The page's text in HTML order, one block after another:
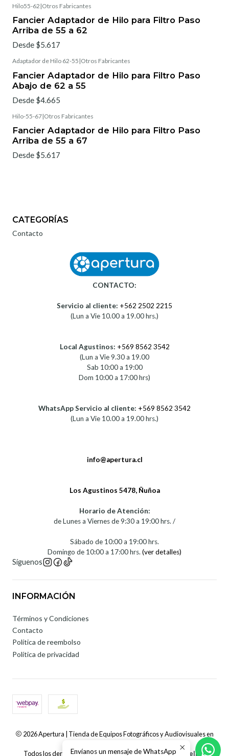
Hilo55-62 |Otros Fabricantes
Fancier Adaptador de Hilo para Filtro Paso
Arriba de 55 a 62
Desde $5.617
Adaptador de Hilo 62-55 |Otros Fabricantes
Fancier Adaptador de Hilo para Filtro Paso
Abajo de 62 a 55
Desde $4.665
Hilo-55-67|Otros Fabricantes
Fancier Adaptador de Hilo para Filtro Paso
Arriba de 55 a 67
Desde $5.617
CATEGORÍAS
Contacto
CONTACTO:
Servicio al cliente: +562 2502 2215
(Lun a Vie 10.00 a 19.00 hrs.)
Local Agustinos: +569 8562 3542
(Lun a Vie 9.30 a 19.00
Sab 10:00 a 19:00
Dom 10:00 a 17:00 hrs)
WhatsApp Servicio al cliente: +569 8562 3542
(Lun a Vie 10.00 a 19.00 hrs.)
info@apertura.cl
Los Agustinos 5478, Ñuñoa
Horario de Atención:
de Lunes a Viernes de 9:30 a 19:00 hrs. /
Sábado de 10:00 a 19:00 hrs.
Domingo de 10:00 a 17:00 hrs.(ver detalles)
Síguenos
INFORMACIÓN
Términos y Condiciones
Contacto
Política de reembolso
Política de privacidad
2026 Apertura | Tienda de Equipos Fotográficos y Audiovisuales en
Todos los derechos reservados.Desarrollado por Jumpseller.
Envíanos un mensaje de WhatsApp